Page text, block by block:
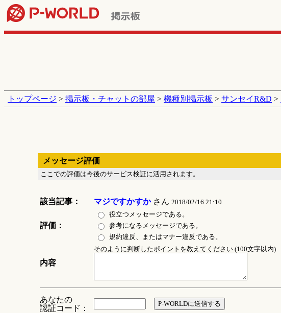
トップページ > 掲示板・チャットの部屋 > 機種別掲示板 > サンセイR&D >
メッセージ評価
ここでの評価は今後のサービス検証に活用されます。
該当記事： マジですかすかさん 2018/02/16 21:10
評価：
役立つメッセージである。
参考になるメッセージである。
規約違反、またはマナー違反である。
内容
そのように判断したポイントを教えてください (100文字以内)
あなたの
認証コード：